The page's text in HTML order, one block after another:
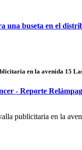
una buseta en el
en la avenida 15
- Reporte
publicitaria en la